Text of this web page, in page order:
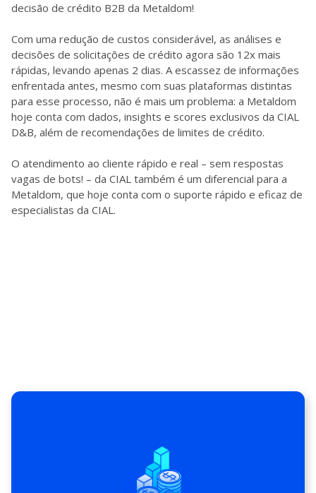
decisão de crédito B2B da Metaldom!
Com uma redução de custos considerável, as análises e
decisões de solicitações de crédito agora são 12x mais
rápidas, levando apenas 2 dias. A escassez de informações
enfrentada antes, mesmo com suas plataformas distintas
para esse processo, não é mais um problema: a Metaldom
hoje conta com dados, insights e scores exclusivos da CIAL
D&B, além de recomendações de limites de crédito.
O atendimento ao cliente rápido e real – sem respostas
vagas de bots! – da CIAL também é um diferencial para a
Metaldom, que hoje conta com o suporte rápido e eficaz de
especialistas da CIAL.